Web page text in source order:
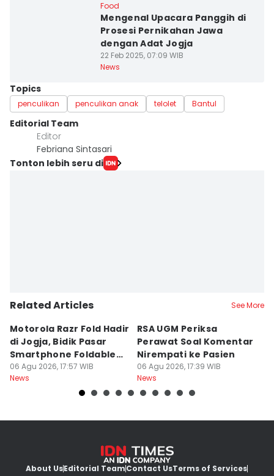
Food
Mengenal Upacara Panggih di
Prosesi Pernikahan Jawa
dengan Adat Jogja
22 Feb 2025, 07:09 WIB
News
Topics
penculikan penculikan anak telolet Bantul
Editorial Team
Editor
Febriana Sintasari
Tonton lebih seru di
Related Articles See More
Motorola Razr Fold Hadir
di Jogja, Bidik Pasar
Smartphone Foldable
Premium
06 Agu 2026, 17:57 WIB
News
RSA UGM Periksa
Perawat Soal Komentar
Nirempati ke Pasien
06 Agu 2026, 17:39 WIB
News
About UsEditorial TeamContact UsTerms of Services